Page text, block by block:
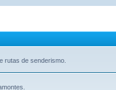
rutas de senderismo.